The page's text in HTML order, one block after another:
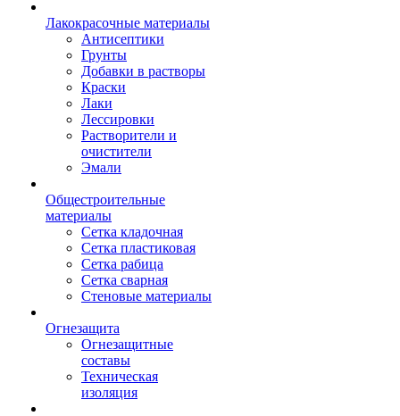
Лакокрасочные материалы
Антисептики
Грунты
Добавки в растворы
Краски
Лаки
Лессировки
Растворители и
очистители
Эмали
Общестроительные
материалы
Сетка кладочная
Сетка пластиковая
Сетка рабица
Сетка сварная
Стеновые материалы
Огнезащита
Огнезащитные
составы
Техническая
изоляция